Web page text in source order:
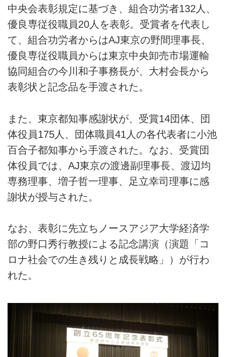
中央会表彰規定に基づき、組合功労者132人、
優良専従役職員20人を表彰。受賞者を代表し
て、組合功労者からはAJ東京の野間理事長、
優良専従役職員からは東京中央卸売市場運輸
協同組合の今川和子事務長が、大村会長から
表彰状と記念品を手渡された。
また、東京都知事感謝状が、受賞14団体、団
体役員175人、団体職員41人の各代表者に小池
百合子都知事から手渡された。なお、受賞団
体役員では、AJ東京の渡邊副理事長、渡辺均
専務理事、増子哲一理事、足立幸司理事に感
謝状が授与された。
なお、表彰に先立ちノースアジア大学経済学
部の野口秀行教授による記念講演（演題「コ
ロナ社会での生き残りと成長戦略」）が行わ
れた。